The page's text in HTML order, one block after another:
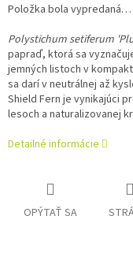
Položka bola vypredaná…
Polystichum setiferum
papraď, ktorá sa
jemných listoch v
sa darí v neutrálnej až
Shield Fern je vynikajúci
lesoch a naturalizovanej
Detailné informácie
OPÝTAŤ SA